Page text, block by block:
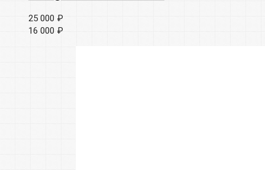
25 000 ₽
16 000 ₽